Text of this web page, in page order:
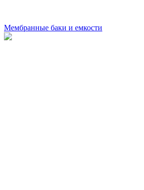
Мембранные баки и емкости